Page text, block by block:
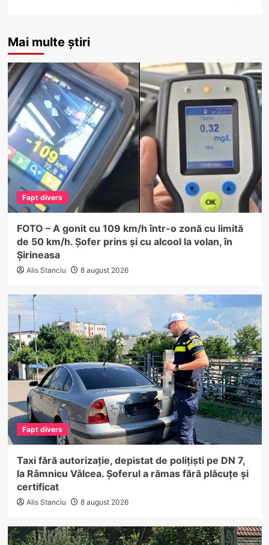
Mai multe știri
Fapt divers
FOTO – A gonit cu 109 km/h într-o zonă cu limită
de 50 km/h. Șofer prins și cu alcool la volan, în
Șirineasa
Alis Stanciu 8 august 2026
Fapt divers
Taxi fără autorizație, depistat de polițiști pe DN 7,
la Râmnicu Vâlcea. Șoferul a rămas fără plăcuțe și
certificat
Alis Stanciu 8 august 2026